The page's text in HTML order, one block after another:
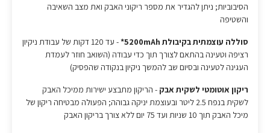
הסיבוביות; ניתן להגדיר את מספר ריקוני האבק ואת מצב השאיבה
והשטיפה
סוללה עוצמתית בקיבולת 5200mAh*
- עד 120 דקות של עבודת ניקיון
רציפה וטעינה בהתאם לצורך תוך כדי עבודה (השואב חוזר לעמדת
העגינה לטעינה ובסיום שב להמשך ניקיון בנקודה שהפסיק)
ריקון אוטומטי לשקית אבק- הריקון מתבצע ישירות ממיכל האבק
לשקית בנפח 2.5 ליטר ובעוצמת יניקה גבוהה; הפעולה מבטיחה ריקון של
מיכל האבק תוך 10 שניות ועד 75 יום ללא צורך בריקון האבק